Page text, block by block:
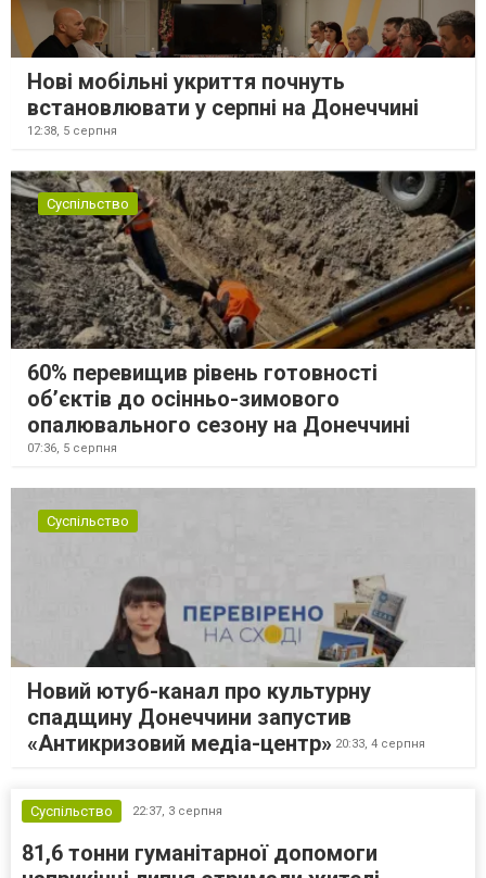
Нові мобільні укриття почнуть
встановлювати у серпні на Донеччині
12:38, 5 серпня
Суспільство
60% перевищив рівень готовності
об’єктів до осінньо-зимового
опалювального сезону на Донеччині
07:36, 5 серпня
Суспільство
Новий ютуб-канал про культурну
спадщину Донеччини запустив
«Антикризовий медіа-центр» 20:33, 4 серпня
Суспільство 22:37, 3 серпня
81,6 тонни гуманітарної допомоги